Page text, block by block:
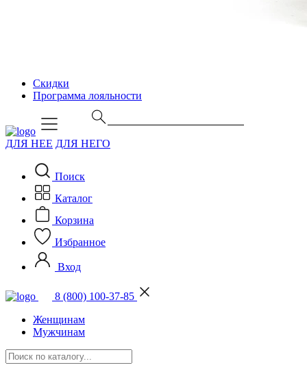
Скидки
Программа лояльности
ДЛЯ НЕЕ ДЛЯ НЕГО
Поиск
Каталог
Корзина
Избранное
Вход
8 (800) 100-37-85
Женщинам
Мужчинам